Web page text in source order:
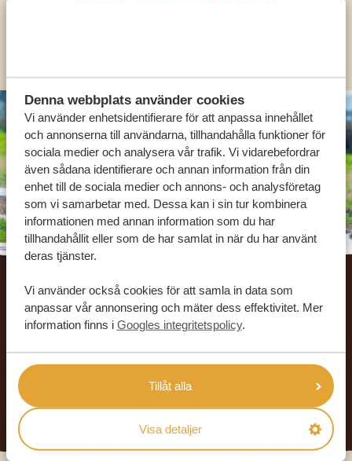
Denna webbplats använder cookies
Vi använder enhetsidentifierare för att anpassa innehållet
och annonserna till användarna, tillhandahålla funktioner för
sociala medier och analysera vår trafik. Vi vidarebefordrar
även sådana identifierare och annan information från din
enhet till de sociala medier och annons- och analysföretag
som vi samarbetar med. Dessa kan i sin tur kombinera
informationen med annan information som du har
tillhandahållit eller som de har samlat in när du har använt
deras tjänster.
Vi använder också cookies för att samla in data som
anpassar vår annonsering och mäter dess effektivitet. Mer
information finns i Googles integritetspolicy.
Tillåt alla
Visa detaljer
Footer
VÅRA KUNDER REKOMMENDERAR
AFRIKA SAFARI RESOR
Baserat på933+ omdömen
4.8/5
578+ omdömen
LÄS MER